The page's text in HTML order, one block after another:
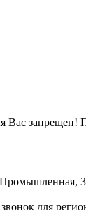
Вас запрещен!
для